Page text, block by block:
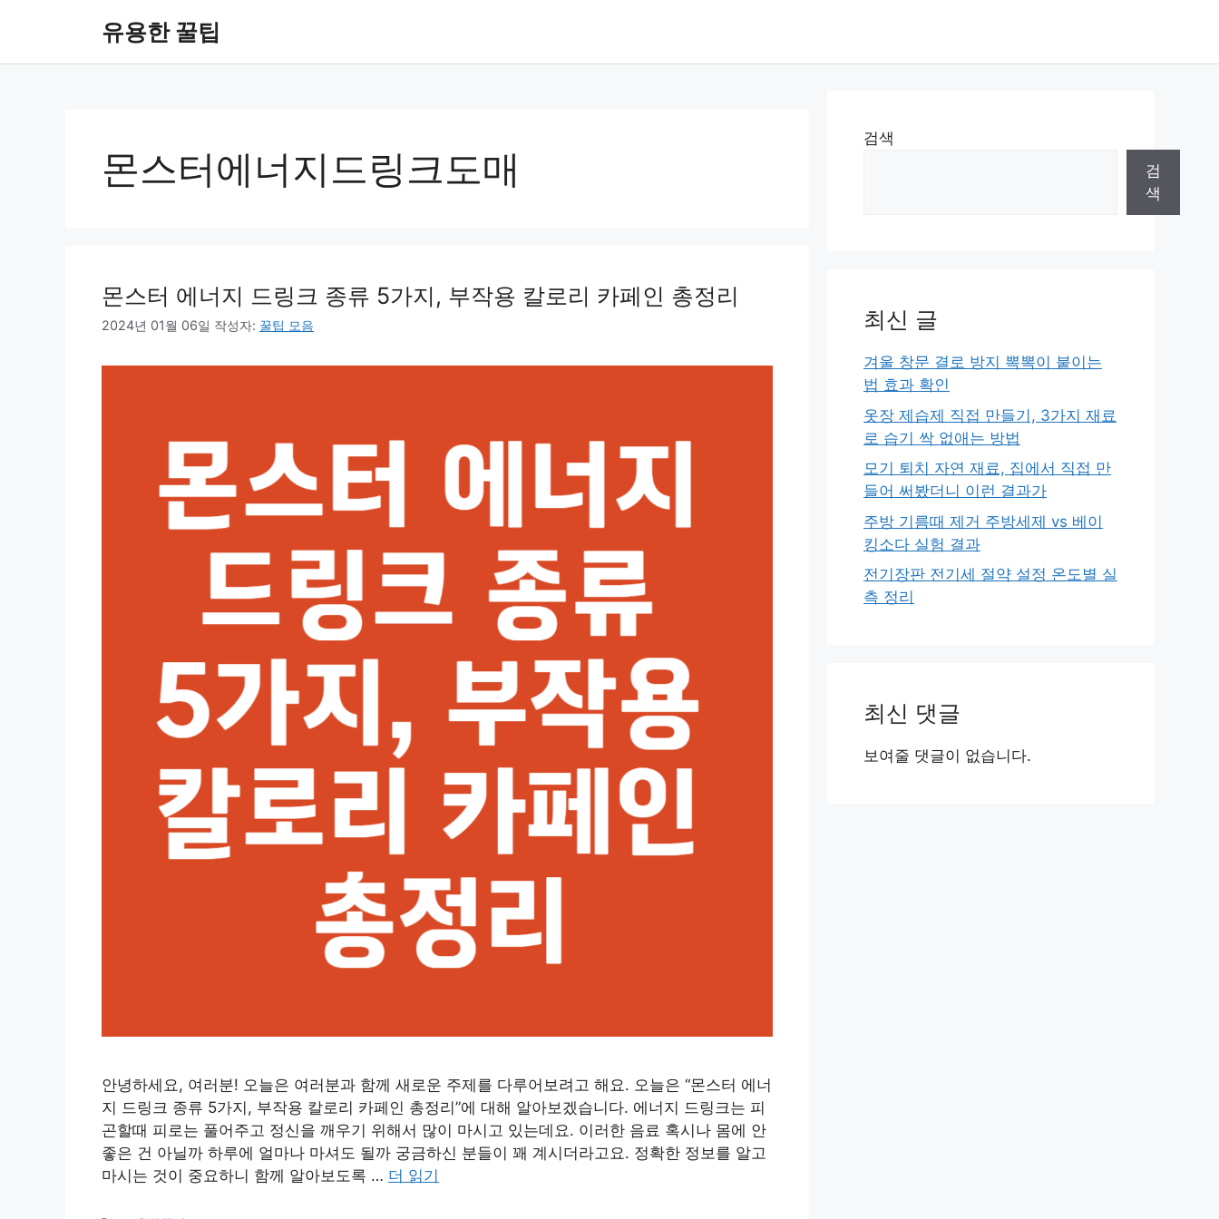
유용한 꿀팁
몬스터에너지드링크도매
몬스터 에너지 드링크 종류 5가지, 부작용 칼로리 카페인 총정리
2024년 01월 06일 작성자: 꿀팁 모음
안녕하세요, 여러분! 오늘은 여러분과 함께 새로운 주제를 다루어보려고 해요. 오늘은 “몬스터 에너
지 드링크 종류 5가지, 부작용 칼로리 카페인 총정리”에 대해 알아보겠습니다. 에너지 드링크는 피
곤할때 피로는 풀어주고 정신을 깨우기 위해서 많이 마시고 있는데요. 이러한 음료 혹시나 몸에 안
좋은 건 아닐까 하루에 얼마나 마셔도 될까 궁금하신 분들이 꽤 계시더라고요. 정확한 정보를 알고
마시는 것이 중요하니 함께 알아보도록 … 더 읽기
검색
검
색
최신 글
겨울 창문 결로 방지 뽁뽁이 붙이는
법 효과 확인
옷장 제습제 직접 만들기, 3가지 재료
로 습기 싹 없애는 방법
모기 퇴치 자연 재료, 집에서 직접 만
들어 써봤더니 이런 결과가
주방 기름때 제거 주방세제 vs 베이
킹소다 실험 결과
전기장판 전기세 절약 설정 온도별 실
측 정리
최신 댓글
보여줄 댓글이 없습니다.